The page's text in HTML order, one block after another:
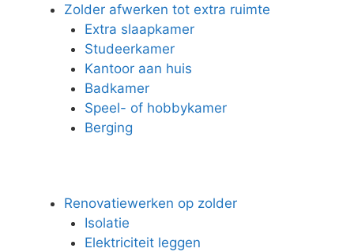
Zolder afwerken tot extra ruimte
Extra slaapkamer
Studeerkamer
Kantoor aan huis
Badkamer
Speel- of hobbykamer
Berging
Renovatiewerken op zolder
Isolatie
Elektriciteit leggen